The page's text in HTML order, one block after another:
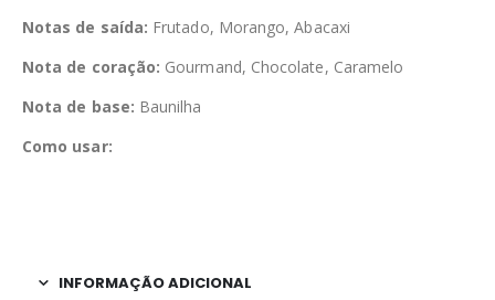
Notas de saída: Frutado, Morango, Abacaxi
Nota de coração: Gourmand, Chocolate, Caramelo
Nota de base: Baunilha
Como usar:
INFORMAÇÃO ADICIONAL